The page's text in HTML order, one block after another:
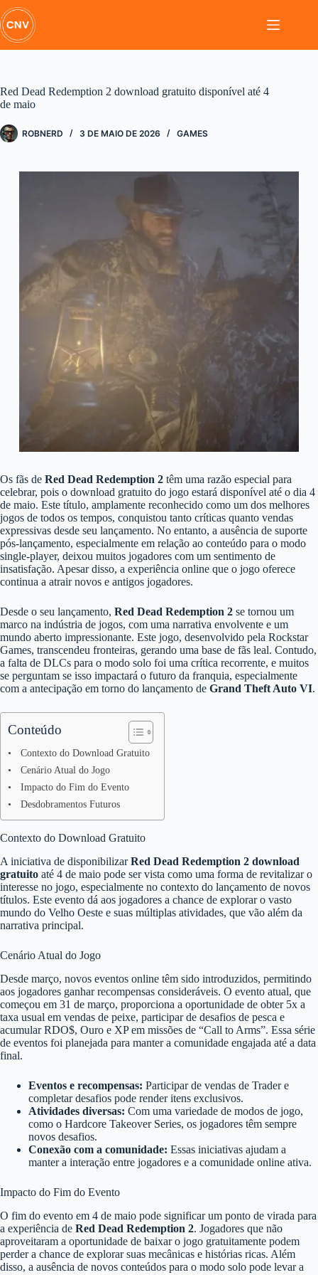
Pular
para
o
conteúdo
Red Dead Redemption 2 download gratuito disponível até 4
de maio
ROBNERD 3 DE MAIO DE 2026 GAMES
Os fãs de Red Dead Redemption 2 têm uma razão especial para
celebrar, pois o download gratuito do jogo estará disponível até o dia 4
de maio. Este título, amplamente reconhecido como um dos melhores
jogos de todos os tempos, conquistou tanto críticas quanto vendas
expressivas desde seu lançamento. No entanto, a ausência de suporte
pós-lançamento, especialmente em relação ao conteúdo para o modo
single-player, deixou muitos jogadores com um sentimento de
insatisfação. Apesar disso, a experiência online que o jogo oferece
continua a atrair novos e antigos jogadores.
Desde o seu lançamento, Red Dead Redemption 2 se tornou um
marco na indústria de jogos, com uma narrativa envolvente e um
mundo aberto impressionante. Este jogo, desenvolvido pela Rockstar
Games, transcendeu fronteiras, gerando uma base de fãs leal. Contudo,
a falta de DLCs para o modo solo foi uma crítica recorrente, e muitos
se perguntam se isso impactará o futuro da franquia, especialmente
com a antecipação em torno do lançamento de Grand Theft Auto VI.
Conteúdo
Contexto do Download Gratuito
Cenário Atual do Jogo
Impacto do Fim do Evento
Desdobramentos Futuros
Contexto do Download Gratuito
A iniciativa de disponibilizarRed Dead Redemption 2 download
gratuito até 4 de maio pode ser vista como uma forma de revitalizar o
interesse no jogo, especialmente no contexto do lançamento de novos
títulos. Este evento dá aos jogadores a chance de explorar o vasto
mundo do Velho Oeste e suas múltiplas atividades, que vão além da
narrativa principal.
Cenário Atual do Jogo
Desde março, novos eventos online têm sido introduzidos, permitindo
aos jogadores ganhar recompensas consideráveis. O evento atual, que
começou em 31 de março, proporciona a oportunidade de obter 5x a
taxa usual em vendas de peixe, participar de desafios de pesca e
acumular RDO$, Ouro e XP em missões de “Call to Arms”. Essa série
de eventos foi planejada para manter a comunidade engajada até a data
final.
Eventos e recompensas: Participar de vendas de Trader e
completar desafios pode render itens exclusivos.
Atividades diversas: Com uma variedade de modos de jogo,
como o Hardcore Takeover Series, os jogadores têm sempre
novos desafios.
Conexão com a comunidade: Essas iniciativas ajudam a
manter a interação entre jogadores e a comunidade online ativa.
Impacto do Fim do Evento
O fim do evento em 4 de maio pode significar um ponto de virada para
a experiência de Red Dead Redemption 2. Jogadores que não
aproveitaram a oportunidade de baixar o jogo gratuitamente podem
perder a chance de explorar suas mecânicas e histórias ricas. Além
disso, a ausência de novos conteúdos para o modo solo pode levar a